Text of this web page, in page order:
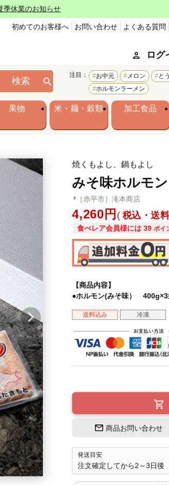
季休業のお知らせ
初めてのお客様へ お問い合わせ よくある質問
ログ
検索
注目： お中元 メロン と
ホルモンラーメン
果物 米・麺・穀類 加工食品
焼くもよし、鍋もよし
みそ味ホルモ
［赤平市］滝本商店
4,260 税込・送
食べレア会員様には 39 ポイ
【商品内容】
●ホルモン(みそ味） 400g×3
送料込み 冷凍
商品お問い合わせ
発送目安
注文確定してから2～3日後